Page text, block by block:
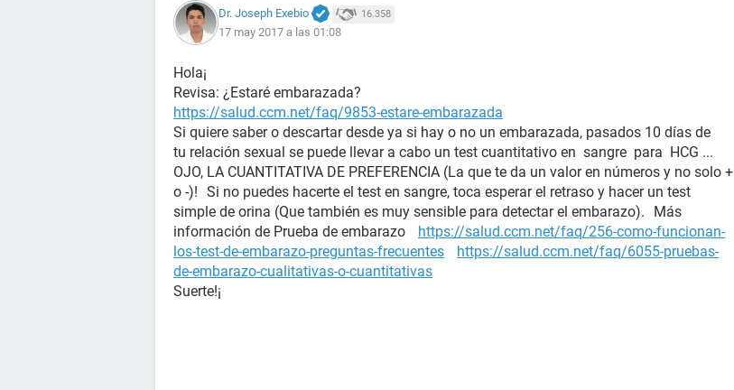
Dr. Joseph Exebio 16.358
17 may 2017 a las 01:08
Hola¡
Revisa: ¿Estaré embarazada?
https://salud.ccm.net/faq/9853-estare-embarazada
Si quiere saber o descartar desde ya si hay o no un embarazada, pasados 10 días de
tu relación sexual se puede llevar a cabo un test cuantitativo en sangre para HCG ...
OJO, LA CUANTITATIVA DE PREFERENCIA (La que te da un valor en números y no solo +
o -)! Si no puedes hacerte el test en sangre, toca esperar el retraso y hacer un test
simple de orina (Que también es muy sensible para detectar el embarazo). Más
información de Prueba de embarazo https://salud.ccm.net/faq/256-como-funcionan-
los-test-de-embarazo-preguntas-frecuentes
https://salud.ccm.net/faq/6055-pruebas-
de-embarazo-cualitativas-o-cuantitativas
Suerte!¡